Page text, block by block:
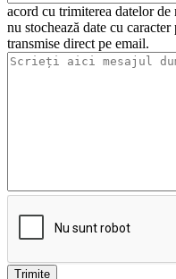
acord cu trimiterea datelor de
nu stochează date cu
transmise direct pe email.